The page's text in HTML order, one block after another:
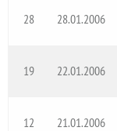
28 28.01.2006
19 22.01.2006
12 21.01.2006